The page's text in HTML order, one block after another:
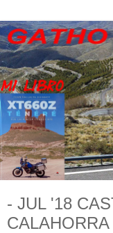
- JUL '18